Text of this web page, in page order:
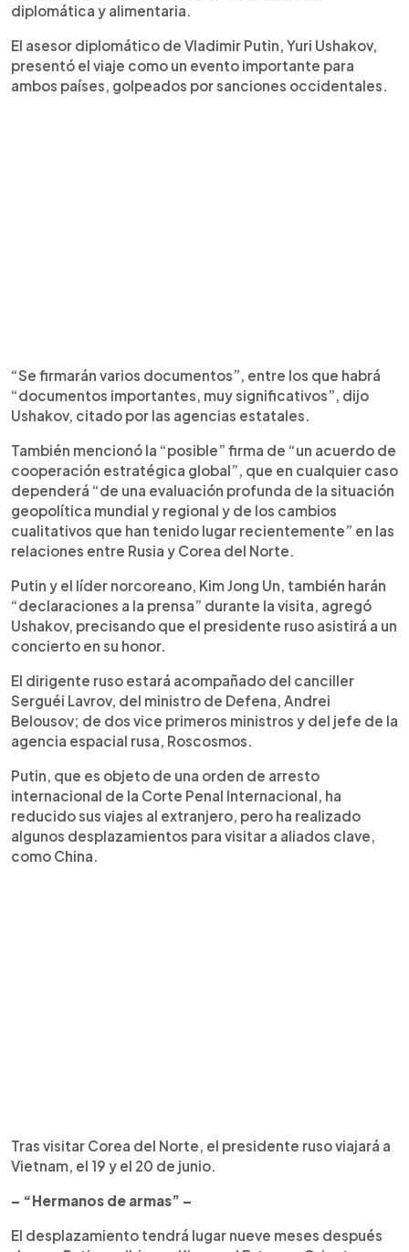
diplomática y alimentaria.
El asesor diplomático de Vladimir Putin, Yuri Ushakov,
presentó el viaje como un evento importante para
ambos países, golpeados por sanciones occidentales.
“Se firmarán varios documentos”, entre los que habrá
“documentos importantes, muy significativos”, dijo
Ushakov, citado por las agencias estatales.
También mencionó la “posible” firma de “un acuerdo de
cooperación estratégica global”, que en cualquier caso
dependerá “de una evaluación profunda de la situación
geopolítica mundial y regional y de los cambios
cualitativos que han tenido lugar recientemente” en las
relaciones entre Rusia y Corea del Norte.
Putin y el líder norcoreano, Kim Jong Un, también harán
“declaraciones a la prensa” durante la visita, agregó
Ushakov, precisando que el presidente ruso asistirá a un
concierto en su honor.
El dirigente ruso estará acompañado del canciller
Serguéi Lavrov, del ministro de Defena, Andrei
Belousov; de dos vice primeros ministros y del jefe de la
agencia espacial rusa, Roscosmos.
Putin, que es objeto de una orden de arresto
internacional de la Corte Penal Internacional, ha
reducido sus viajes al extranjero, pero ha realizado
algunos desplazamientos para visitar a aliados clave,
como China.
Tras visitar Corea del Norte, el presidente ruso viajará a
Vietnam, el 19 y el 20 de junio.
– “Hermanos de armas” –
El desplazamiento tendrá lugar nueve meses después